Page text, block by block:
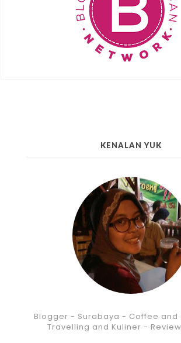
KENALAN YUK
Blogger - Surabaya - Coffee and
Travelling and Kuliner -